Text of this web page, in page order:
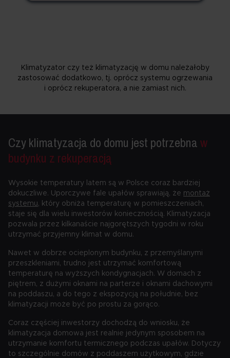
Klimatyzator czy też klimatyzację w domu należałoby
zastosować dodatkowo, tj. oprócz systemu ogrzewania
i oprócz rekuperatora, a nie zamiast nich.
Czy klimatyzacja do domu jest potrzebnaw
budynku z rekuperacją
Wysokie temperatury latem są w Polsce coraz bardziej
dokuczliwe. Uporczywe fale upałów sprawiają, że montaż
systemu, który obniża temperaturę w pomieszczeniach,
staje się dla wielu inwestorów koniecznością. Klimatyzacja
pozwala przez kilkanaście najgorętszych tygodni w roku
utrzymać przyjemny klimat w domu.
Nawet w dobrze ocieplonym budynku, z przemyślanymi
przeszkleniami, trudno jest utrzymać komfortową
temperaturę na wyższych kondygnacjach. W domach z
piętrem, z dużymi oknami na parterze i oknami dachowymi
na poddaszu, a do tego z ekspozycją na południe, bez
klimatyzacji może być po prostu za gorąco.
Coraz częściej inwestorzy dochodzą do wniosku, że
klimatyzacja domowa jest realnie jedynym sposobem na
utrzymanie komfortu termicznego podczas upałów. Dotyczy
to szczególnie domów z poddaszem użytkowym, gdzie